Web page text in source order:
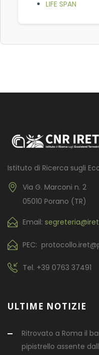
LIFE SPAN
Istituto di Ricerca sugli
Via G. Marconi n. 2
05010 Porano (TR)
Email:
PEC:
Tel. +39 0763 37491
ULTIME NOTIZIE
Ritrovato a Roma il
pipistrello assente